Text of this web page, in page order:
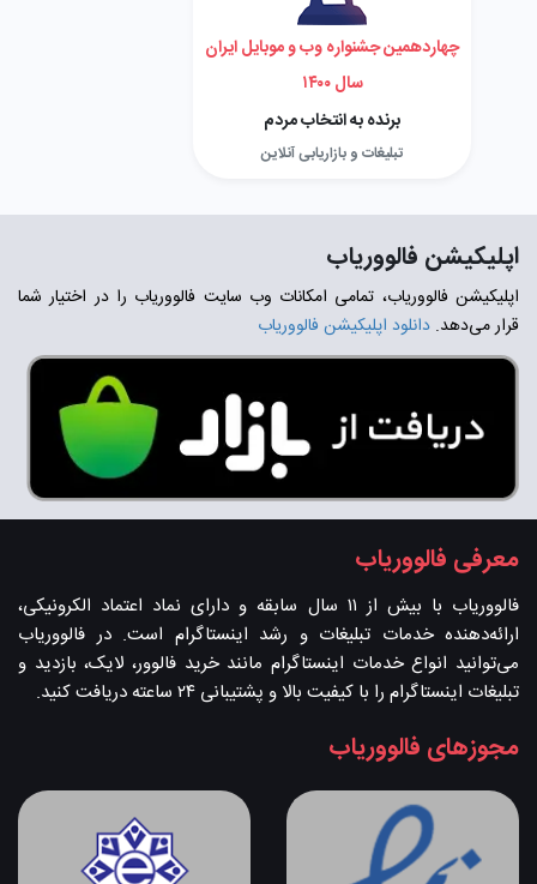
چهاردهمین جشنواره وب و موبایل ایران
سال ۱۴۰۰
برنده به انتخاب مردم
تبلیغات و بازاریابی آنلاین
اپلیکیشن فالووریاب
اپلیکیشن فالووریاب، تمامی امکانات وب سایت فالووریاب را در اختیار شما
قرار می‌دهد. دانلود اپلیکیشن فالووریاب
معرفی فالووریاب
فالووریاب با بیش از ۱۱ سال سابقه و دارای نماد اعتماد الکرونیکی،
ارائه‌دهنده خدمات تبلیغات و رشد اینستاگرام است. در فالووریاب
می‌توانید انواع خدمات اینستاگرام مانند خرید فالوور، لایک، بازدید و
تبلیغات اینستاگرام را با کیفیت بالا و پشتیبانی ۲۴ ساعته دریافت کنید.
مجوزهای فالووریاب